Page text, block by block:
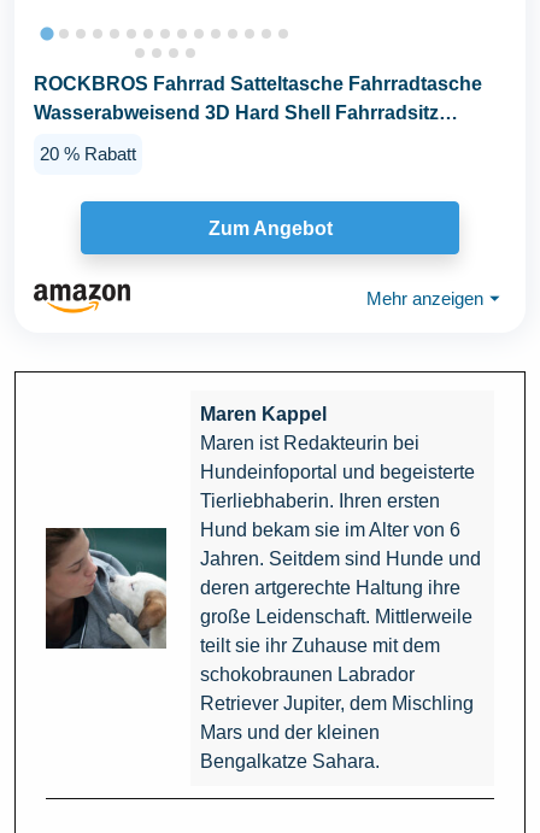
ROCKBROS Fahrrad Satteltasche Fahrradtasche
Wasserabweisend 3D Hard Shell Fahrradsitz
20 % Rabatt
Zum Angebot
Mehr anzeigen ⏷
Maren Kappel
Maren ist Redakteurin bei
Hundeinfoportal und begeisterte
Tierliebhaberin. Ihren ersten
Hund bekam sie im Alter von 6
Jahren. Seitdem sind Hunde und
deren artgerechte Haltung ihre
große Leidenschaft. Mittlerweile
teilt sie ihr Zuhause mit dem
schokobraunen Labrador
Retriever Jupiter, dem Mischling
Mars und der kleinen
Bengalkatze Sahara.